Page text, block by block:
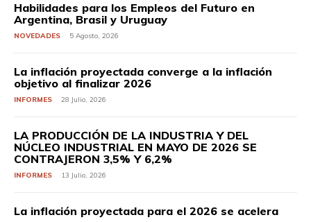
Habilidades para los Empleos del Futuro en
Argentina, Brasil y Uruguay
NOVEDADES 5 Agosto, 2026
La inflación proyectada converge a la inflación
objetivo al finalizar 2026
INFORMES 28 Julio, 2026
LA PRODUCCIÓN DE LA INDUSTRIA Y DEL
NÚCLEO INDUSTRIAL EN MAYO DE 2026 SE
CONTRAJERON 3,5% Y 6,2%
INFORMES 13 Julio, 2026
La inflación proyectada para el 2026 se acelera